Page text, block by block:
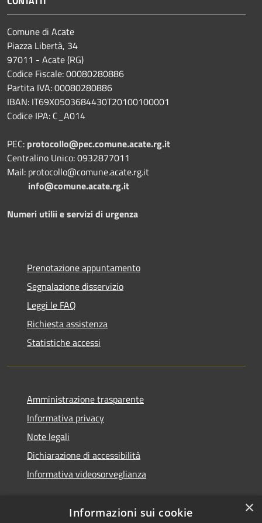
Comune di Acate
Piazza Libertà, 34
97011 - Acate (RG)
Codice Fiscale: 00080280886
Partita IVA: 00080280886
IBAN: IT69X0503684430T20100100001
Codice IPA: C_A014
PEC: protocollo@pec.comune.acate.rg.it
Centralino Unico: 0932877011
Mail: protocollo@comune.acate.rg.it
info@comune.acate.rg.it
Numeri utilii e servizi di urgenza
Prenotazione appuntamento
Segnalazione disservizio
Leggi le FAQ
Richiesta assistenza
Statistiche accessi
Amministrazione trasparente
Informativa privacy
Note legali
Dichiarazione di accessibilità
Informativa videosorveglianza
×
Informazioni sui cookie